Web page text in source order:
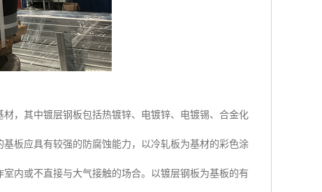
，其中镀层钢板包括热镀锌、电镀锌、电镀锡、合金化
板应具有较强的防腐蚀能力，以冷轧板为基材的彩色涂
内或不直接与大气接触的场合。以镀层钢板为基板的有